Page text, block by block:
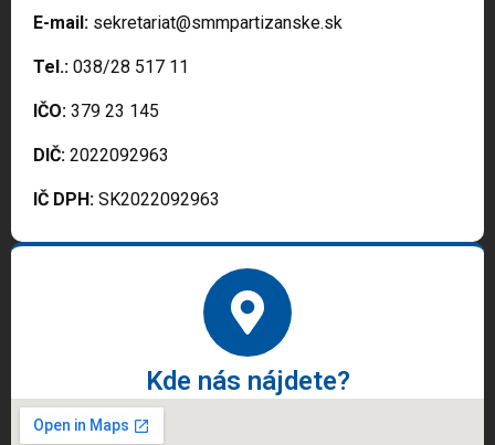
E-mail: sekretariat@smmpartizanske.sk
Tel.: 038/28 517 11
IČO: 379 23 145
DIČ: 2022092963
IČ DPH: SK2022092963
Kde nás nájdete?